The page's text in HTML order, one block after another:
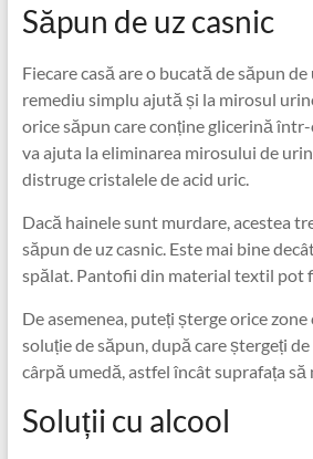
Săpun de uz casnic
Fiecare casă are o bucată de săpun de
remediu simplu ajută și la mirosul
orice săpun care conține glicerină
va ajuta la eliminarea mirosului de
distruge cristalele de acid uric.
Dacă hainele sunt murdare, acestea
săpun de uz casnic. Este mai bine
spălat. Pantofii din material textil pot
De asemenea, puteți șterge orice
soluție de săpun, după care ștergeți
cârpă umedă, astfel încât suprafața să
Soluții cu alcool